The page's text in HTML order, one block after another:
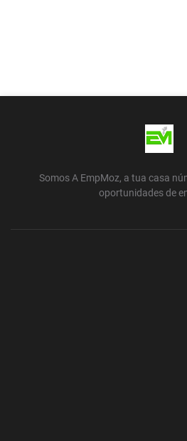
Somos A EmpMoz, a tua casa
oportunidades de